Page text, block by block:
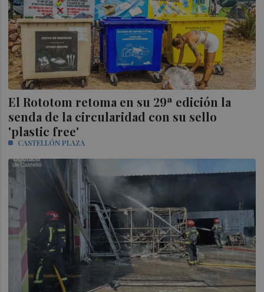
El Rototom retoma en su 29ª edición la
senda de la circularidad con su sello
'plastic free'
CASTELLÓN PLAZA